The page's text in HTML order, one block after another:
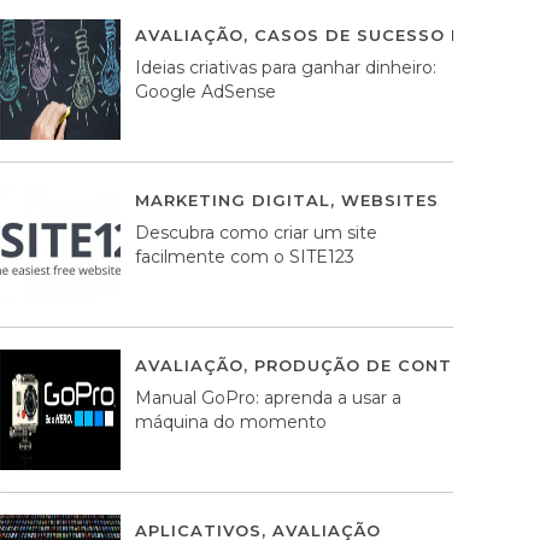
AVALIAÇÃO, CASOS DE SUCESSO DE
Ideias criativas para ganhar dinheiro:
Google AdSense
MARKETING DIGITAL, WEBSITES
Descubra como criar um site
facilmente com o SITE123
AVALIAÇÃO, PRODUÇÃO DE CONTEÚDOS
Manual GoPro: aprenda a usar a
máquina do momento
APLICATIVOS, AVALIAÇÃO